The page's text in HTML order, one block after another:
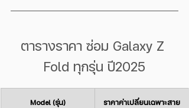
ตารางราคา ซ่อม Galaxy Z
Fold ทุกรุ่น ปี2025
Model (รุ่น)
ราคาค่าเปลี่ยนเฉพาะสาย